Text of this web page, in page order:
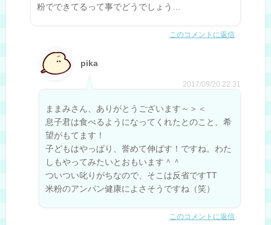
粉でできてるって事でどうでしょう…
このコメントに返信
pika
2017/09/20 22:31
ままみさん、ありがとうございます～＞＜
息子君は食べるようになってくれたとのこと、希
望がもてます！
子どもはやっぱり、誉めて伸ばす！ですね。わた
しもやってみたいとおもいます＾＾
ついつい叱りがちなので、そこは反省ですTT
米粉のアンパン健康によさそうですね（笑）
このコメントに返信